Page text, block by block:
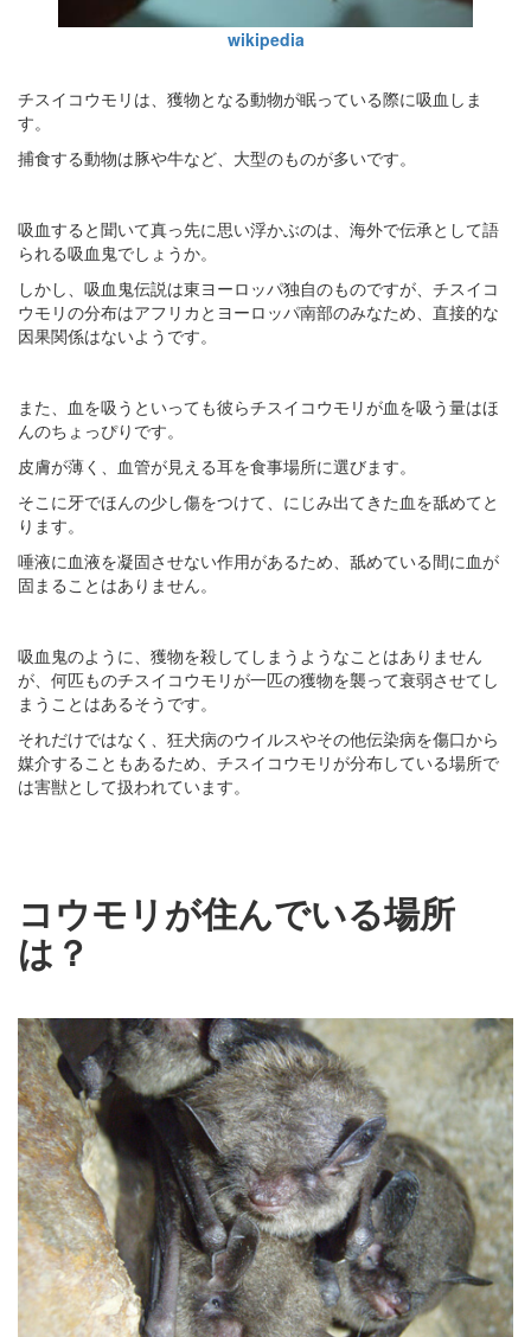
wikipedia
チスイコウモリは、獲物となる動物が眠っている際に吸血しま
す。
捕食する動物は豚や牛など、大型のものが多いです。
吸血すると聞いて真っ先に思い浮かぶのは、海外で伝承として語
られる吸血鬼でしょうか。
しかし、吸血鬼伝説は東ヨーロッパ独自のものですが、チスイコ
ウモリの分布はアフリカとヨーロッパ南部のみなため、直接的な
因果関係はないようです。
また、血を吸うといっても彼らチスイコウモリが血を吸う量はほ
んのちょっぴりです。
皮膚が薄く、血管が見える耳を食事場所に選びます。
そこに牙でほんの少し傷をつけて、にじみ出てきた血を舐めてと
ります。
唾液に血液を凝固させない作用があるため、舐めている間に血が
固まることはありません。
吸血鬼のように、獲物を殺してしまうようなことはありません
が、何匹ものチスイコウモリが一匹の獲物を襲って衰弱させてし
まうことはあるそうです。
それだけではなく、狂犬病のウイルスやその他伝染病を傷口から
媒介することもあるため、チスイコウモリが分布している場所で
は害獣として扱われています。
コウモリが住んでいる場所
は？